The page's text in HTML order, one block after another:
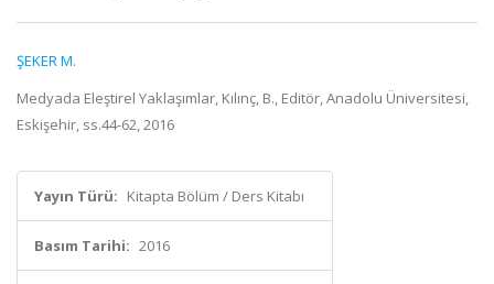
ŞEKER M.
Medyada Eleştirel Yaklaşımlar, Kılınç, B., Editör, Anadolu Üniversitesi,
Eskişehir, ss.44-62, 2016
Yayın Türü: Kitapta Bölüm / Ders Kitabı
Basım Tarihi: 2016